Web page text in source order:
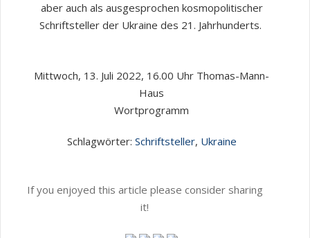
aber auch als ausgesprochen kosmopolitischer
Schriftsteller der Ukraine des 21. Jahrhunderts.
Mittwoch, 13. Juli 2022, 16.00 Uhr Thomas-Mann-
Haus
Wortprogramm
Schlagwörter: Schriftsteller, Ukraine
If you enjoyed this article please consider sharing
it!